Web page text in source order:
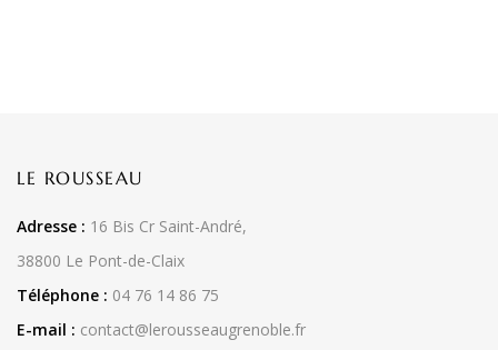
LE ROUSSEAU
Adresse : 16 Bis Cr Saint-André,
38800 Le Pont-de-Claix
Téléphone : 04 76 14 86 75
E-mail : contact@lerousseaugrenoble.fr